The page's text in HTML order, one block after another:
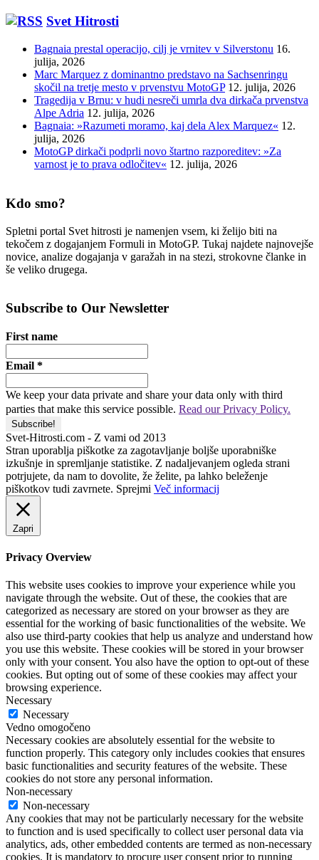
Svet Hitrosti
Bagnaia prestal operacijo, cilj je vrnitev v Silverstonu 16.
julija, 2026
Marc Marquez z dominantno predstavo na Sachsenringu
skočil na tretje mesto v prvenstvu MotoGP 12. julija, 2026
Tragedija v Brnu: v hudi nesreči umrla dva dirkača prvenstva
Alpe Adria 12. julija, 2026
Bagnaia: »Razumeti moramo, kaj dela Alex Marquez« 12.
julija, 2026
MotoGP dirkači podprli novo štartno razporeditev: »Za
varnost je to prava odločitev« 12. julija, 2026
Kdo smo?
Spletni portal Svet hitrosti je namenjen vsem, ki želijo biti na
tekočem z dogajanjem Formuli in MotoGP. Tukaj najdete najnovejše
novice, analize dogajanja v garažah in na stezi, strokovne članke in
še veliko drugega.
Subscribe to Our Newsletter
First name
Email *
We keep your data private and share your data only with third
parties that make this service possible. Read our Privacy Policy.
Svet-Hitrosti.com - Z vami od 2013
Stran uporablja piškotke za zagotavljanje boljše uporabniške
izkušnje in spremljanje statistike. Z nadaljevanjem ogleda strani
potrjujete, da nam to dovolite, že želite, pa lahko beleženje
piškotkov tudi zavrnete. Sprejmi Več informacij
Zapri
Privacy Overview
This website uses cookies to improve your experience while you
navigate through the website. Out of these, the cookies that are
categorized as necessary are stored on your browser as they are
essential for the working of basic functionalities of the website. We
also use third-party cookies that help us analyze and understand how
you use this website. These cookies will be stored in your browser
only with your consent. You also have the option to opt-out of these
cookies. But opting out of some of these cookies may affect your
browsing experience.
Necessary
Necessary
Vedno omogočeno
Necessary cookies are absolutely essential for the website to
function properly. This category only includes cookies that ensures
basic functionalities and security features of the website. These
cookies do not store any personal information.
Non-necessary
Non-necessary
Any cookies that may not be particularly necessary for the website
to function and is used specifically to collect user personal data via
analytics, ads, other embedded contents are termed as non-necessary
cookies. It is mandatory to procure user consent prior to running